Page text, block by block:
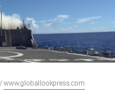
/www.globallookpress.com